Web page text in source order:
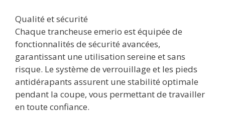
Qualité et sécurité
Chaque trancheuse emerio est équipée de
fonctionnalités de sécurité avancées,
garantissant une utilisation sereine et sans
risque. Le système de verrouillage et les pieds
antidérapants assurent une stabilité optimale
pendant la coupe, vous permettant de travailler
en toute confiance.